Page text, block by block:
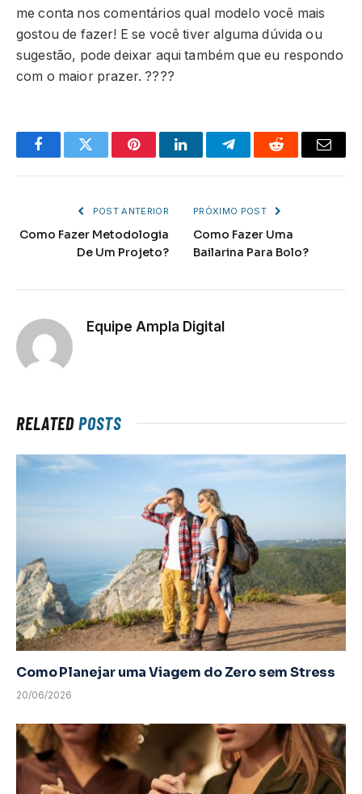
me conta nos comentários qual modelo você mais
gostou de fazer! E se você tiver alguma dúvida ou
sugestão, pode deixar aqui também que eu respondo
com o maior prazer. ????
FacebookTwitter PinterestLinkedInTelegramReddit Email
POST ANTERIOR
Como Fazer Metodologia
De Um Projeto?
PRÓXIMO POST
Como Fazer Uma
Bailarina Para Bolo?
Equipe Ampla Digital
RELATEDPOSTS
Como Planejar uma Viagem do Zero sem Stress
20/06/2026